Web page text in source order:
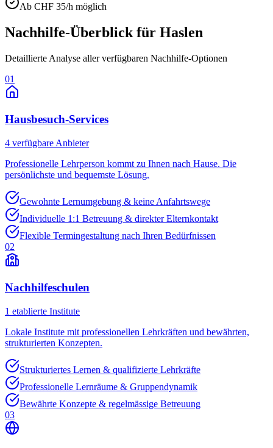
Ab CHF 35/h möglich
Nachhilfe-Überblick für Haslen
Detaillierte Analyse aller verfügbaren Nachhilfe-Optionen
01
Hausbesuch-Services
4 verfügbare Anbieter
Professionelle Lehrperson kommt zu Ihnen nach Hause. Die
persönlichste und bequemste Lösung.
Gewohnte Lernumgebung & keine Anfahrtswege
Individuelle 1:1 Betreuung & direkter Elternkontakt
Flexible Termingestaltung nach Ihren Bedürfnissen
02
Nachhilfeschulen
1 etablierte Institute
Lokale Institute mit professionellen Lehrkräften und bewährten,
strukturierten Konzepten.
Strukturiertes Lernen & qualifizierte Lehrkräfte
Professionelle Lernräume & Gruppendynamik
Bewährte Konzepte & regelmässige Betreuung
03